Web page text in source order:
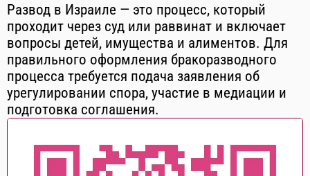
Развод в Израиле — это процесс, который
проходит через суд или раввинат и включает
вопросы детей, имущества и алиментов. Для
правильного оформления бракоразводного
процесса требуется подача заявления об
урегулировании спора, участие в медиации и
подготовка соглашения.